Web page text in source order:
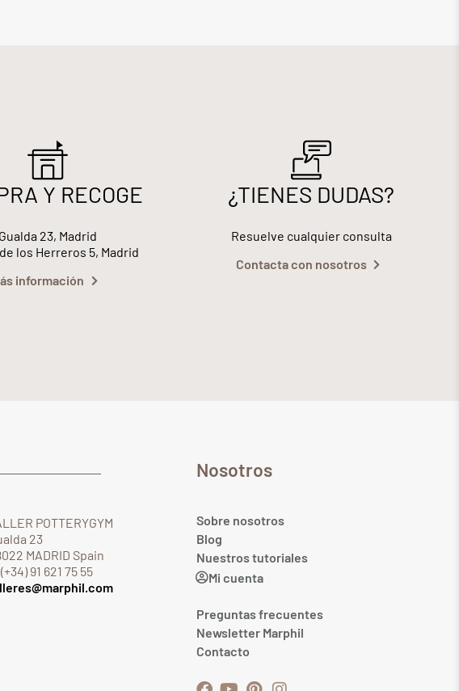
Y RECOGE
Gualda 23, Madrid
los Herreros 5, Madrid
información
¿TIENES DUDAS?
Resuelve cualquier consulta
Contacta con nosotros
POTTERYGYM
23
MADRID Spain
91 621 75 55
Nosotros
Sobre nosotros
Blog
Nuestros tutoriales
Mi cuenta
Preguntas frecuentes
Newsletter Marphil
Contacto